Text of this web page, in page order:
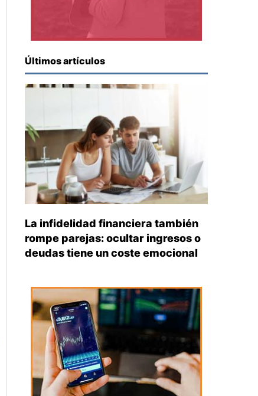
Últimos artículos
La infidelidad financiera también
rompe parejas: ocultar ingresos o
deudas tiene un coste emocional